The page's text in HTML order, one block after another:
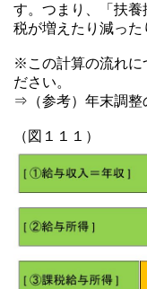
す。つまり、「扶
税が増えたり減った
※この計算の流れに
ださい。
⇒（参考）年末調
（図１１１）